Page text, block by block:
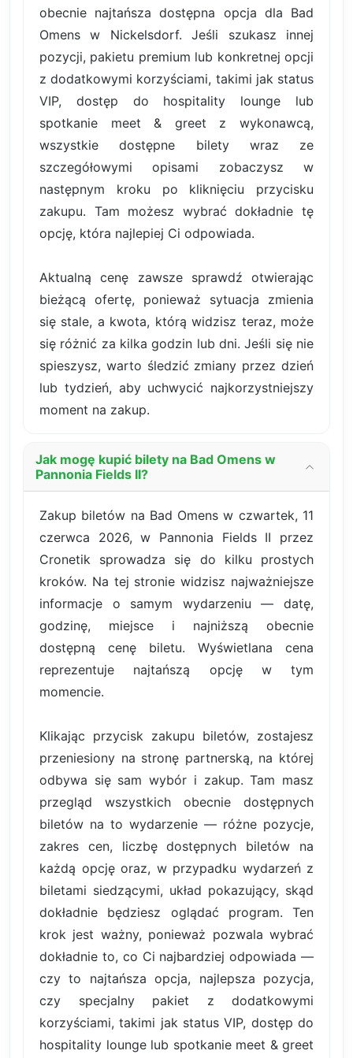
obecnie najtańsza dostępna opcja dla Bad
Omens w Nickelsdorf. Jeśli szukasz innej
pozycji, pakietu premium lub konkretnej opcji
z dodatkowymi korzyściami, takimi jak status
VIP, dostęp do hospitality lounge lub
spotkanie meet & greet z wykonawcą,
wszystkie dostępne bilety wraz ze
szczegółowymi opisami zobaczysz w
następnym kroku po kliknięciu przycisku
zakupu. Tam możesz wybrać dokładnie tę
opcję, która najlepiej Ci odpowiada.
Aktualną cenę zawsze sprawdź otwierając
bieżącą ofertę, ponieważ sytuacja zmienia
się stale, a kwota, którą widzisz teraz, może
się różnić za kilka godzin lub dni. Jeśli się nie
spieszysz, warto śledzić zmiany przez dzień
lub tydzień, aby uchwycić najkorzystniejszy
moment na zakup.
Jak mogę kupić bilety na Bad Omens w
Pannonia Fields II?
Zakup biletów na Bad Omens w czwartek, 11
czerwca 2026, w Pannonia Fields II przez
Cronetik sprowadza się do kilku prostych
kroków. Na tej stronie widzisz najważniejsze
informacje o samym wydarzeniu — datę,
godzinę, miejsce i najniższą obecnie
dostępną cenę biletu. Wyświetlana cena
reprezentuje najtańszą opcję w tym
momencie.
Klikając przycisk zakupu biletów, zostajesz
przeniesiony na stronę partnerską, na której
odbywa się sam wybór i zakup. Tam masz
przegląd wszystkich obecnie dostępnych
biletów na to wydarzenie — różne pozycje,
zakres cen, liczbę dostępnych biletów na
każdą opcję oraz, w przypadku wydarzeń z
biletami siedzącymi, układ pokazujący, skąd
dokładnie będziesz oglądać program. Ten
krok jest ważny, ponieważ pozwala wybrać
dokładnie to, co Ci najbardziej odpowiada —
czy to najtańsza opcja, najlepsza pozycja,
czy specjalny pakiet z dodatkowymi
korzyściami, takimi jak status VIP, dostęp do
hospitality lounge lub spotkanie meet & greet